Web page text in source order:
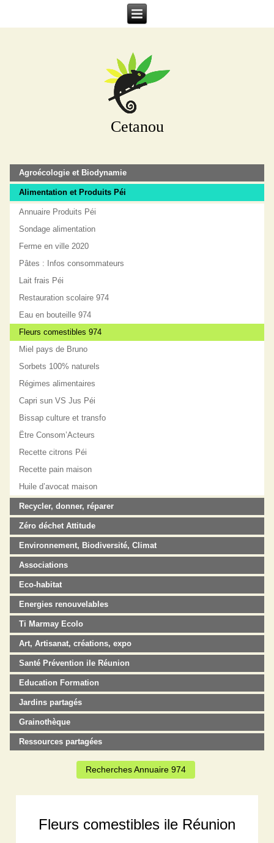
Cetanou
Agroécologie et Biodynamie
Alimentation et Produits Péi
Annuaire Produits Péi
Sondage alimentation
Ferme en ville 2020
Pâtes : Infos consommateurs
Lait frais Péi
Restauration scolaire 974
Eau en bouteille 974
Fleurs comestibles 974
Miel pays de Bruno
Sorbets 100% naturels
Régimes alimentaires
Capri sun VS Jus Péi
Bissap culture et transfo
Ëtre Consom’Acteurs
Recette citrons Péi
Recette pain maison
Huile d’avocat maison
Recycler, donner, réparer
Zéro déchet Attitude
Environnement, Biodiversité, Climat
Associations
Eco-habitat
Energies renouvelables
Ti Marmay Ecolo
Art, Artisanat, créations, expo
Santé Prévention ile Réunion
Education Formation
Jardins partagés
Grainothèque
Ressources partagées
Recherches Annuaire 974
Fleurs comestibles ile Réunion